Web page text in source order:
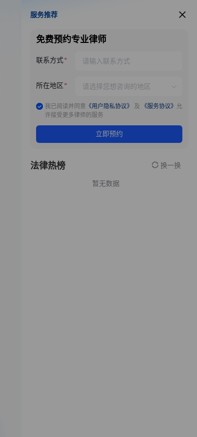
服务推荐
服务推荐
免费预约专业律师
联系方式
所在地区
我已阅读并同意 《用户隐私协议》 及 《服务协议》 允
许接受更多律师的服务
立即预约
法律热榜 换一换
暂无数据